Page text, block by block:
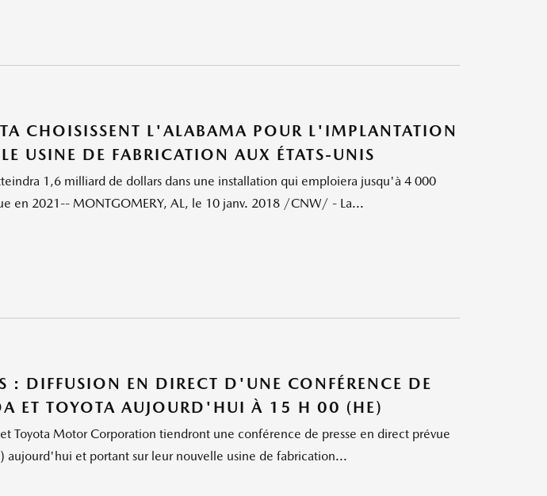
CHOISISSENT L'ALABAMA POUR L'IMPLANTATION
USINE DE FABRICATION AUX ÉTATS-UNIS
1,6 milliard de dollars dans une installation qui emploiera jusqu'à 4 000
en 2021-- MONTGOMERY, AL, le 10 janv. 2018 /CNW/ - La...
: DIFFUSION EN DIRECT D'UNE CONFÉRENCE DE
ET TOYOTA AUJOURD'HUI À 15 H 00 (HE)
Toyota Motor Corporation tiendront une conférence de presse en direct prévue
aujourd'hui et portant sur leur nouvelle usine de fabrication...